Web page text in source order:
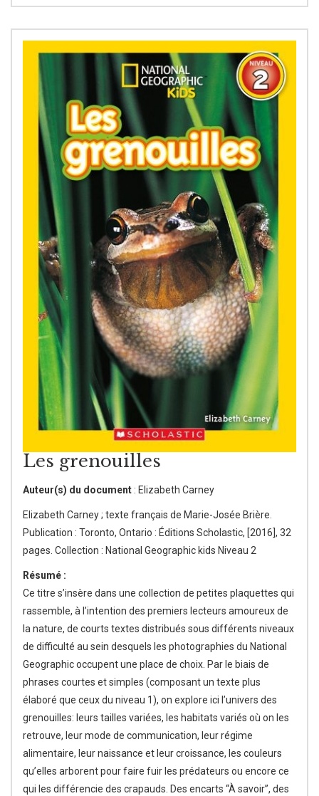
Les grenouilles
Auteur(s) du document : Elizabeth Carney
Elizabeth Carney ; texte français de Marie-Josée Brière.
Publication : Toronto, Ontario : Éditions Scholastic, [2016], 32
pages. Collection : National Geographic kids Niveau 2
Résumé :
Ce titre s’insère dans une collection de petites plaquettes qui
rassemble, à l’intention des premiers lecteurs amoureux de
la nature, de courts textes distribués sous différents niveaux
de difficulté au sein desquels les photographies du National
Geographic occupent une place de choix. Par le biais de
phrases courtes et simples (composant un texte plus
élaboré que ceux du niveau 1), on explore ici l’univers des
grenouilles: leurs tailles variées, les habitats variés où on les
retrouve, leur mode de communication, leur régime
alimentaire, leur naissance et leur croissance, les couleurs
qu’elles arborent pour faire fuir les prédateurs ou encore ce
qui les différencie des crapauds. Des encarts “À savoir”, des